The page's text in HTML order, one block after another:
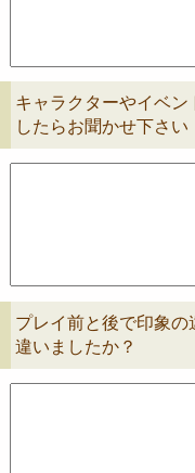
キャラクターやイベン
したらお聞かせ下さい
プレイ前と後で印象
違いましたか？